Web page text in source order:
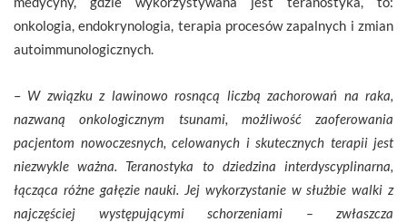
onkologia, endokrynologia, terapia procesów zapalnych i zmian
autoimmunologicznych.
– W związku z lawinowo rosnącą liczbą zachorowań na raka,
nazwaną onkologicznym tsunami, możliwość zaoferowania
pacjentom nowoczesnych, celowanych i skutecznych terapii jest
niezwykle ważna. Teranostyka to dziedzina interdyscyplinarna,
łącząca różne gałęzie nauki. Jej wykorzystanie w służbie walki z
najczęściej występującymi schorzeniami – zwłaszcza